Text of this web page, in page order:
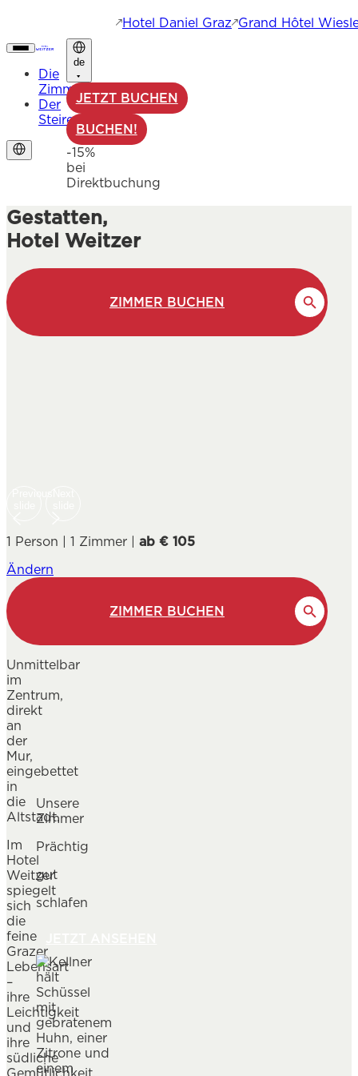
Hotel Daniel Graz Grand Hôtel
Die
Zimmer
Der
Steirer
de
JETZT BUCHEN
BUCHEN!
-15%
bei
Direktbuchung
Gestatten,
Hotel Weitzer
ZIMMER BUCHEN
1 Person | 1 Zimmer | ab € 105
Ändern
ZIMMER BUCHEN
Unmittelbar
im
Zentrum,
direkt
an
der
Mur,
eingebettet
in
die
Altstadt.
Im
Hotel
Weitzer
spiegelt
sich
die
feine
Grazer
Lebensart
–
ihre
Leichtigkeit
und
ihre
südliche
Unsere
Zimmer
Prächtig
gut
schlafen